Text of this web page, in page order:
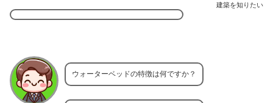
建築を知りたい
ウォーターベッドの特徴は何ですか？